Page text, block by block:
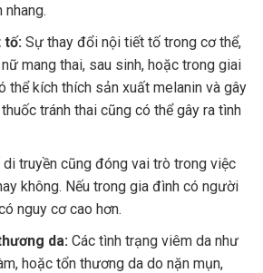
nhang.
tố: Sự thay đổi nội tiết tố trong cơ thể,
mang thai, sau sinh, hoặc trong giai
thể kích thích sản xuất melanin và gây
tránh thai cũng có thể gây ra tình
di truyền cũng đóng vai trò trong việc
không. Nếu trong gia đình có người
nguy cơ cao hơn.
da: Các tình trạng viêm da như
hoặc tổn thương da do nặn mụn,